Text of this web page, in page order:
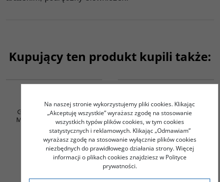
Kupujący ten produkt kupili także:
arabskiego
Górska Elżbieta / Skoczek
Marek (współpraca Adnan
Hasan)
55.00PLN
ZOBACZ
dla dorosłych
Kass George
18.00PLN
ZOBACZ
Na naszej stronie wykorzystujemy pliki cookies. Klikając
„Akceptuję wszystkie” wyrażasz zgodę na stosowanie
wszystkich typów plików cookies, w tym cookies
statystycznych i reklamowych. Klikając „Odmawiam”
wyrażasz zgodę na stosowanie wyłącznie plików cookies
niezbędnych do prawidłowego działania strony. Więcej
informacji o plikach cookies znajdziesz w Polityce
prywatności.